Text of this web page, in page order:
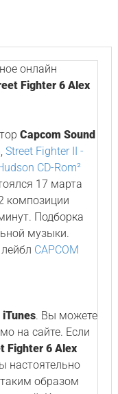
онлайн
Fighter 6 Alex
Capcom Sound
, Street Fighter II -
CD-Rom²
17 марта
композиции
Подборка
музыки.
CAPCOM
iTunes. Вы можете
на сайте. Если
Fighter 6 Alex
настоятельно
образом